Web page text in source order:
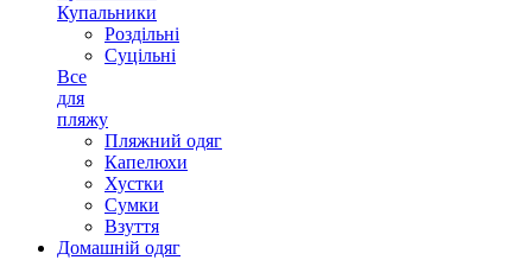
Купальники
Роздільні
Суцільні
Все
для
пляжу
Пляжний одяг
Капелюхи
Хустки
Сумки
Взуття
Домашній одяг